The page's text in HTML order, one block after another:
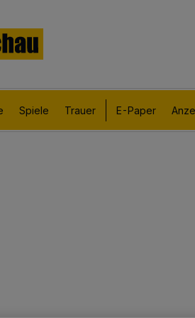
Spiele Trauer E-Paper